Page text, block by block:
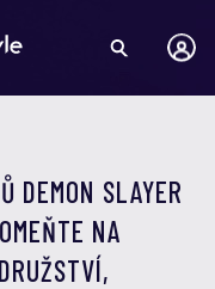
DEMON SLAYER
NA